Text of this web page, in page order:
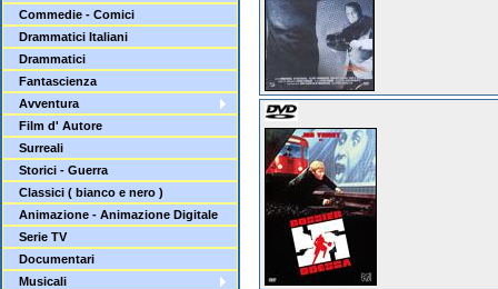
Commedie - Comici
Drammatici Italiani
Drammatici
Fantascienza
Avventura
Film d' Autore
Surreali
Storici - Guerra
Classici ( bianco e nero )
Animazione - Animazione Digitale
Serie TV
Documentari
Musicali